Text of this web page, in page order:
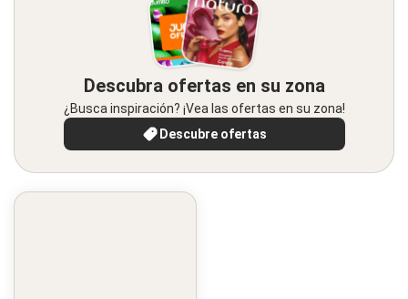
Descubra ofertas en su zona
¿Busca inspiración? ¡Vea las ofertas en su zona!
Descubre ofertas